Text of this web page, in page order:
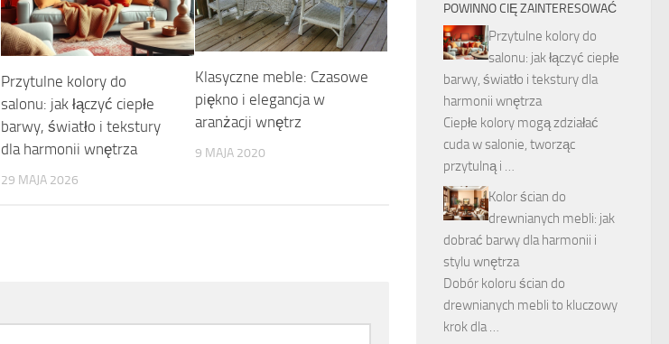
Przytulne kolory do
salonu: jak łączyć ciepłe
barwy, światło i tekstury
dla harmonii wnętrza
29 MAJA 2026
Klasyczne meble: Czasowe
piękno i elegancja w
aranżacji wnętrz
9 MAJA 2020
POWINNO CIĘ ZAINTERESOWAĆ
Przytulne kolory do
salonu: jak łączyć ciepłe
barwy, światło i tekstury dla
harmonii wnętrza
Ciepłe kolory mogą zdziałać
cuda w salonie, tworząc
przytulną i …
Kolor ścian do
drewnianych mebli: jak
dobrać barwy dla harmonii i
stylu wnętrza
Dobór koloru ścian do
drewnianych mebli to kluczowy
krok dla …